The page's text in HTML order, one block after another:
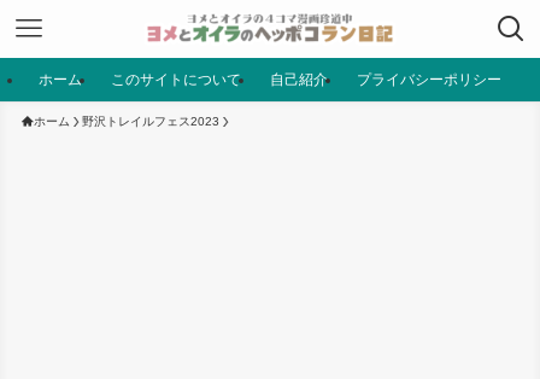
ホーム このサイトについて 自己紹介 プライバシーポリシー
ホーム 野沢トレイルフェス2023